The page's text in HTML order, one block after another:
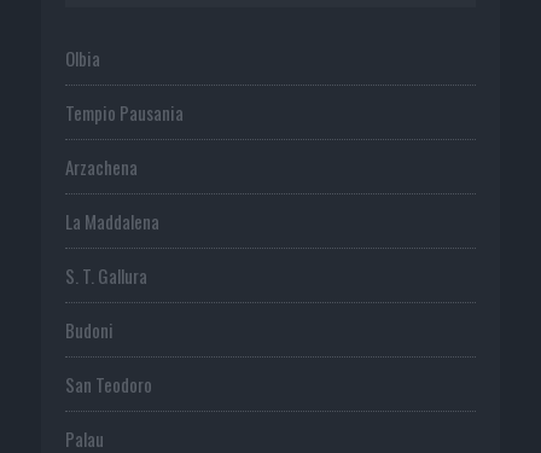
Olbia
Tempio Pausania
Arzachena
La Maddalena
S. T. Gallura
Budoni
San Teodoro
Palau